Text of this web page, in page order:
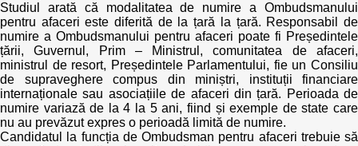
Studiul arată că modalitatea de numire a Ombudsmanului
pentru afaceri este diferită de la țară la țară. Responsabil de
numire a Ombudsmanului pentru afaceri poate fi Președintele
țării, Guvernul, Prim – Ministrul, comunitatea de afaceri,
ministrul de resort, Președintele Parlamentului, fie un Consiliu
de supraveghere compus din miniștri, instituții financiare
internaționale sau asociațiile de afaceri din țară. Perioada de
numire variază de la 4 la 5 ani, fiind și exemple de state care
nu au prevăzut expres o perioadă limită de numire.
Candidatul la funcția de Ombudsman pentru afaceri trebuie să